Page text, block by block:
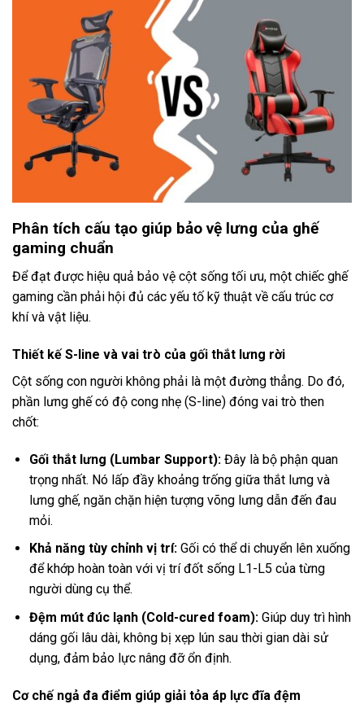
Phân tích cấu tạo giúp bảo vệ lưng của ghế
gaming chuẩn
Để đạt được hiệu quả bảo vệ cột sống tối ưu, một chiếc ghế
gaming cần phải hội đủ các yếu tố kỹ thuật về cấu trúc cơ
khí và vật liệu.
Thiết kế S-line và vai trò của gối thắt lưng rời
Cột sống con người không phải là một đường thẳng. Do đó,
phần lưng ghế có độ cong nhẹ (S-line) đóng vai trò then
chốt:
Gối thắt lưng (Lumbar Support):Đây là bộ phận quan
trọng nhất. Nó lấp đầy khoảng trống giữa thắt lưng và
lưng ghế, ngăn chặn hiện tượng võng lưng dẫn đến đau
mỏi.
Khả năng tùy chỉnh vị trí:Gối có thể di chuyển lên xuống
để khớp hoàn toàn với vị trí đốt sống L1-L5 của từng
người dùng cụ thể.
Đệm mút đúc lạnh (Cold-cured foam):Giúp duy trì hình
dáng gối lâu dài, không bị xẹp lún sau thời gian dài sử
dụng, đảm bảo lực nâng đỡ ổn định.
Cơ chế ngả đa điểm giúp giải tỏa áp lực đĩa đệm